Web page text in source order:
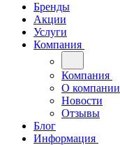
Бренды
Акции
Услуги
Компания
Компания
О компании
Новости
Отзывы
Блог
Информация